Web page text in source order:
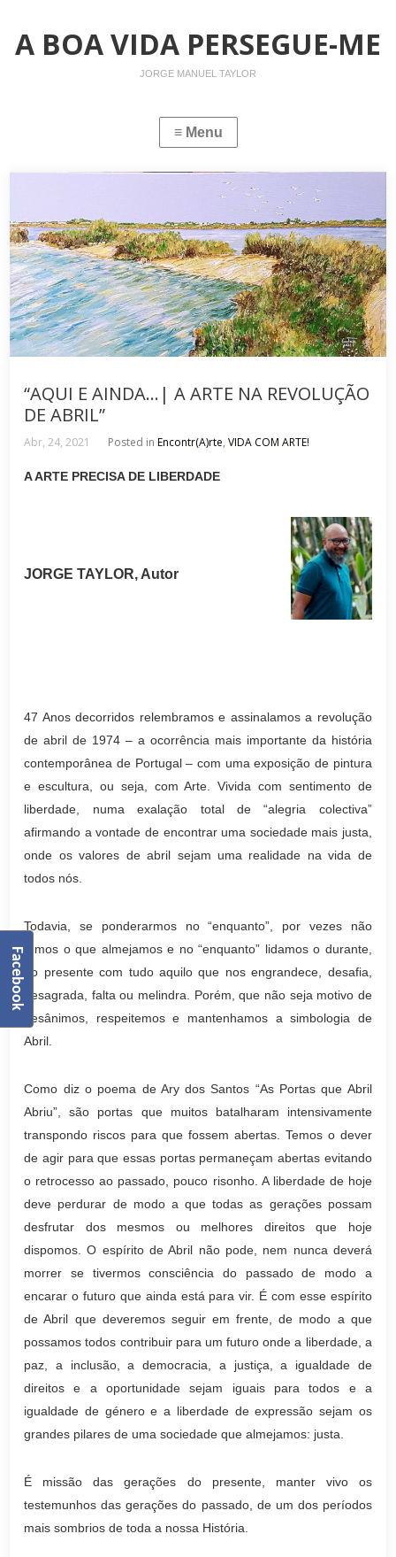
A BOA VIDA PERSEGUE-ME
JORGE MANUEL TAYLOR
“AQUI E AINDA…| A ARTE NA REVOLUÇÃO
DE ABRIL”
Abr, 24, 2021 Posted inEncontr(A)rte,VIDA COM ARTE!
A ARTE PRECISA DE LIBERDADE
JORGE TAYLOR, Autor
47 Anos decorridos relembramos e assinalamos a revolução
de abril de 1974 – a ocorrência mais importante da história
contemporânea de Portugal – com uma exposição de pintura
e escultura, ou seja, com Arte. Vivida com sentimento de
liberdade, numa exalação total de “alegria colectiva”
afirmando a vontade de encontrar uma sociedade mais justa,
onde os valores de abril sejam uma realidade na vida de
todos nós.
Todavia, se ponderarmos no “enquanto”, por vezes não
temos o que almejamos e no “enquanto” lidamos o durante,
no presente com tudo aquilo que nos engrandece, desafia,
desagrada, falta ou melindra. Porém, que não seja motivo de
desânimos, respeitemos e mantenhamos a simbologia de
Abril.
Como diz o poema de Ary dos Santos “As Portas que Abril
Abriu”, são portas que muitos batalharam intensivamente
transpondo riscos para que fossem abertas. Temos o dever
de agir para que essas portas permaneçam abertas evitando
o retrocesso ao passado, pouco risonho. A liberdade de hoje
deve perdurar de modo a que todas as gerações possam
desfrutar dos mesmos ou melhores direitos que hoje
dispomos. O espírito de Abril não pode, nem nunca deverá
morrer se tivermos consciência do passado de modo a
encarar o futuro que ainda está para vir. É com esse espírito
de Abril que deveremos seguir em frente, de modo a que
possamos todos contribuir para um futuro onde a liberdade, a
paz, a inclusão, a democracia, a justiça, a igualdade de
direitos e a oportunidade sejam iguais para todos e a
igualdade de género e a liberdade de expressão sejam os
grandes pilares de uma sociedade que almejamos: justa.
É missão das gerações do presente, manter vivo os
testemunhos das gerações do passado, de um dos períodos
mais sombrios de toda a nossa História.
Facebook